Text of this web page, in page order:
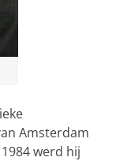
Amsterdam
werd hij